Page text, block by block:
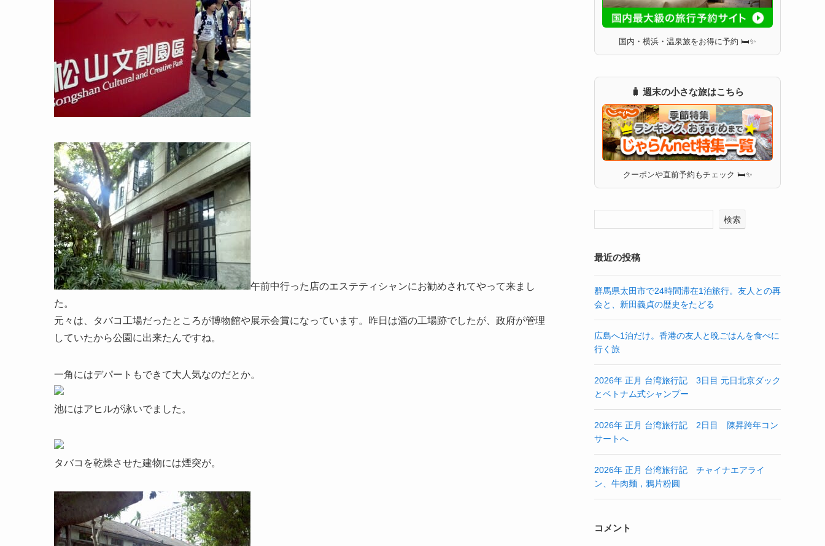
午前中行った店のエステティシャンにお勧めされてやって来まし
た。
元々は、タバコ工場だったところが博物館や展示会賞になっています。昨日は酒の工場跡でしたが、政府が管理
していたから公園に出来たんですね。
一角にはデパートもできて大人気なのだとか。
池にはアヒルが泳いでました。
タバコを乾燥させた建物には煙突が。
国内・横浜・温泉旅をお得に予約 🛏✨
🧳 週末の小さな旅はこちら
クーポンや直前予約もチェック 🛏✨
検索
最近の投稿
群馬県太田市で24時間滞在1泊旅行。友人との再
会と、新田義貞の歴史をたどる
広島へ1泊だけ。香港の友人と晩ごはんを食べに
行く旅
2026年 正月 台湾旅行記 3日目 元日北京ダック
とベトナム式シャンプー
2026年 正月 台湾旅行記 2日目 陳昇跨年コン
サートへ
2026年 正月 台湾旅行記 チャイナエアライ
ン、牛肉麺，鴉片粉圓
コメント